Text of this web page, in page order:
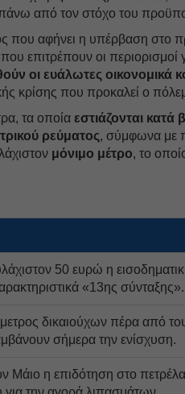
από τον στόχο του
που αφήνει η υπέρβαση στο
επιτρέπουν οι περιορισμοί
οι ευάλωτες οικονομικά
κρίσης που προκαλεί ο
τα οποίαεστιάζονται
ρεύματος, σύμφωνα με
μόνιμο μέτρο, το
50 ευρώ η
«13ης σύνταξης».
δικαιούχων πέρα από
σήμερα την ενίσχυση.
Μάιο η επιδότηση στο